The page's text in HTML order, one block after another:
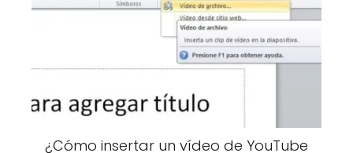
¿Cómo insertar un vídeo de YouTube